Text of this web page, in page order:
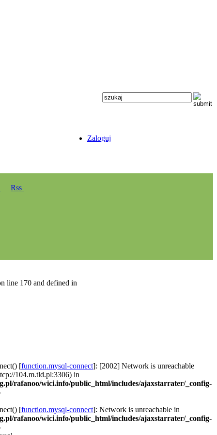
Zaloguj
Rss
line 170 and defined in
[function.mysql-connect]: [2002] Network is unreachable
104.m.tld.pl:3306) in
rafanoo/wici.info/public_html/includes/ajaxstarrater/_config-
[function.mysql-connect]: Network is unreachable in
rafanoo/wici.info/public_html/includes/ajaxstarrater/_config-